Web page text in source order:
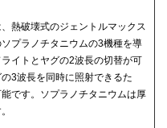
熱破壊式のジェントルマックス
プラノチタニウムの3機種を導
イトとヤグの2波長の切替が可
3波長を同時に照射できるた
です。ソプラノチタニウムは厚